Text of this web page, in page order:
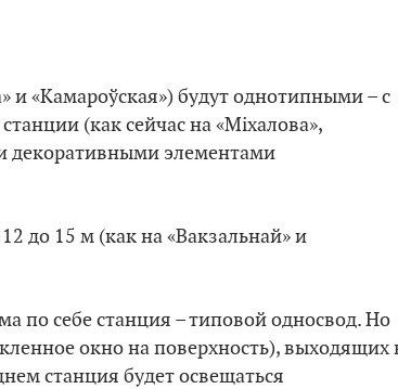
и «Камароўская») будут однотипными – с
(как сейчас на «Міхалова»,
декоративными элементами
до 15 м (как на «Вакзальнай» и
по себе станция – типовой односвод. Но
окно на поверхность), выходящих
станция будет освещаться